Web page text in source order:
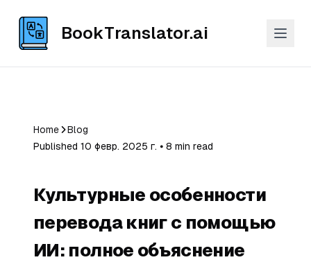
BookTranslator.ai
Home
Blog
Published 10 февр. 2025 г. ⦁ 8 min read
Культурные особенности
перевода книг с помощью
ИИ: полное объяснение